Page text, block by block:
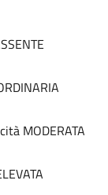
MODERATA